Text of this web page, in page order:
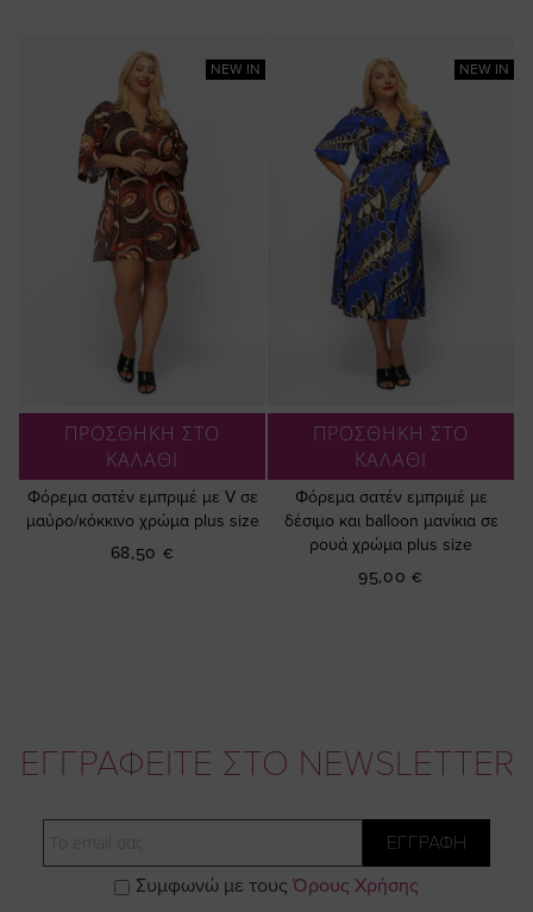
NEW IN
ΠΡΟΣΘΗΚΗ ΣΤΟ
ΚΑΛΑΘΙ
Φόρεμα σατέν εμπριμέ με V σε
μαύρο/κόκκινο χρώμα plus size
68,50 €
NEW IN
ΠΡΟΣΘΗΚΗ ΣΤΟ
ΚΑΛΑΘΙ
Φόρεμα σατέν εμπριμέ με
δέσιμο και balloon μανίκια σε
ρουά χρώμα plus size
95,00 €
ΕΓΓΡΑΦΕΙΤΕ ΣΤΟ NEWSLETTER
ΕΓΓΡΑΦΗ
Συμφωνώ με τους Όρους Χρήσης